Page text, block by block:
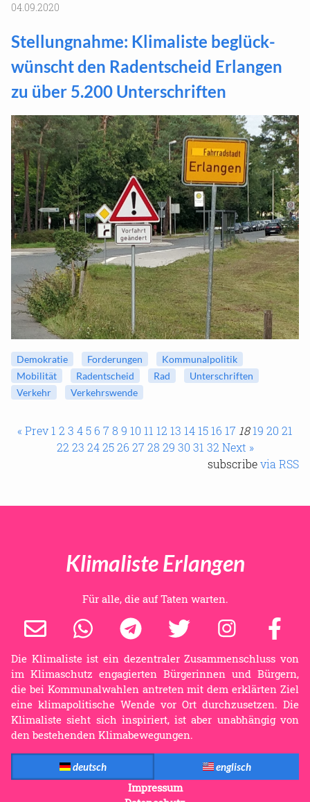
04.09.2020
Stel­lung­nah­me: Kli­ma­lis­te be­glück­
wünscht den Rad­ent­scheid Er­lan­gen
zu über 5.200 Un­ter­schrif­ten
De­mo­kra­tie For­de­run­gen
Kom­mu­nal­po­li­tik
Mo­bi­li­tät
Rad­ent­scheid Rad
Un­ter­schrif­ten
Ver­kehr
Ver­kehrs­wen­de
« Prev1 2 3 45 6 7 8 9 10 11 12 13 141516 17 1819 20 21
22 23 24 25 26 27 28 29 30 31 32 Next »
sub­scri­bevia RSS
Klimaliste Erlangen
Für alle, die auf Taten warten.
Die Klimaliste ist ein dezentraler Zusammenschluss von
im Klimaschutz engagierten Bürgerinnen und Bürgern,
die bei Kommunalwahlen antreten mit dem erklärten Ziel
eine klimapolitische Wende vor Ort durchzusetzen. Die
Klimaliste sieht sich inspiriert, ist aber unabhängig von
den bestehenden Klimabewegungen.
deutsch englisch
Impressum